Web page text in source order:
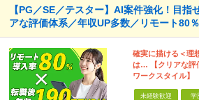
【PG／SE／テスター】AI案件強化！目指
アな評価体系／年収UP多数／リモート80％
確実に描ける＜理
は… 【クリアな評
ワークスタイル】
未経験歓迎 学